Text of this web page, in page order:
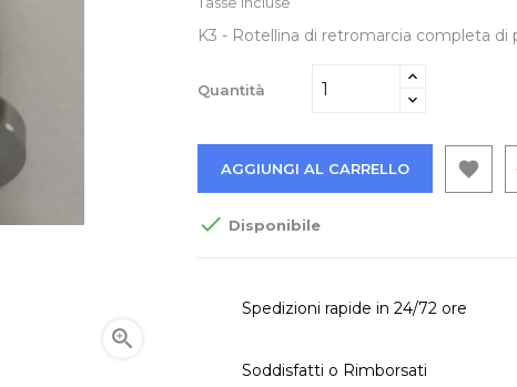

K3 - Rotellina di retromarcia completa
Quantità
AGGIUNGI AL CARRELLO 
 Disponibile
Spedizioni rapide in 24/72 ore
Soddisfatti o Rimborsati